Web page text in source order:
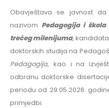
Obavještava se javnost
nazivom Pedagogija i
trećeg milenijuma,
doktorskih studija na
Pedagogija, kao i na
odbranu doktorske
periodu od 29.05.2026.
primjedbi.